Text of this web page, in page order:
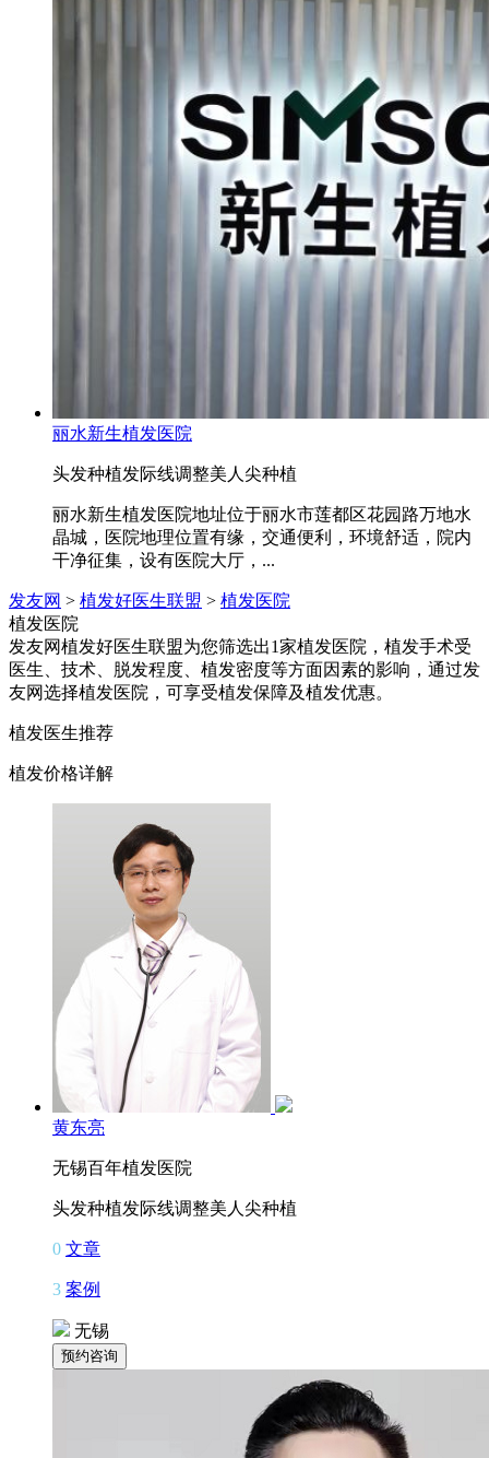
丽水新生植发医院
头发种植发际线调整美人尖种植
丽水新生植发医院地址位于丽水市莲都区花园路万地水
晶城，医院地理位置有缘，交通便利，环境舒适，院内
干净征集，设有医院大厅，...
发友网 > 植发好医生联盟 > 植发医院
植发医院
发友网植发好医生联盟为您筛选出1家植发医院，植发手术受
医生、技术、脱发程度、植发密度等方面因素的影响，通过发
友网选择植发医院，可享受植发保障及植发优惠。
植发医生推荐
植发价格详解
黄东亮
无锡百年植发医院
头发种植发际线调整美人尖种植
0 文章
3 案例
无锡